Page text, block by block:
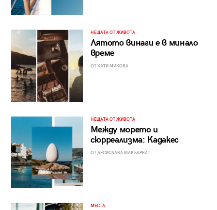
НЕЩАТА ОТ ЖИВОТА
Лятото винаги е в минало
време
ОТ КАТИ МИКОВА
НЕЩАТА ОТ ЖИВОТА
Между морето и
сюрреализма: Кадакес
ОТ ДЕСИСЛАВА МАКЪЛРЕЙТ
МЕСТА